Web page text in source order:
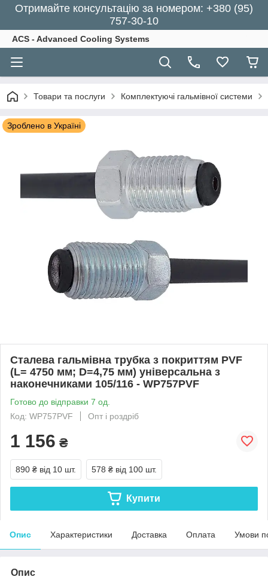
Отримайте консультацію за номером: +380 (95)
757-30-10
ACS - Advanced Cooling Systems
Товари та послуги Комплектуючі гальмівної системи
Зроблено в Україні
Сталева гальмівна трубка з покриттям PVF
(L= 4750 мм; D=4,75 мм) універсальна з
наконечниками 105/116 - WP757PVF
Готово до відправки 7 од.
Код: WP757PVF
Опт і роздріб
1 156 ₴
890 ₴ від 10 шт. 578 ₴ від 100 шт.
Купити
Опис Характеристики Доставка Оплата Умови
Опис